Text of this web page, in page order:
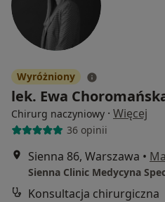
Wyróżniony
lek. Ewa
Chirurg naczyniowy · Więcej
36 opinii
Sienna 86, Warszawa •
Sienna Clinic Medycyna
Konsultacja chirurgiczna